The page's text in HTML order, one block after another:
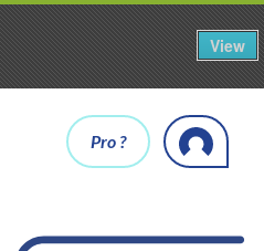
View
Pro ?